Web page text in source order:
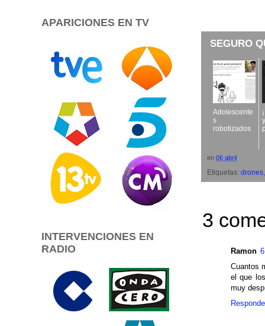
SEGURO
Adolescente
s
robotizados
en 06 abril
Etiquetas: drones
3
Ramon
Cuantos
el que
muy
APARICIONES EN TV
INTERVENCIONES EN
RADIO